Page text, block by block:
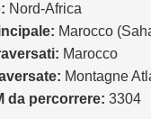
Nord-Africa
Marocco
Marocco
Montagne
da percorrere: 3304